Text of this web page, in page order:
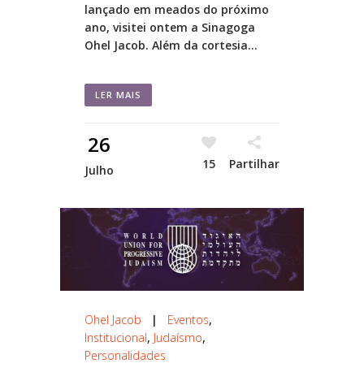
lançado em meados do próximo
ano, visitei ontem a Sinagoga
Ohel Jacob. Além da cortesia...
LER MAIS
26
Julho 15 Partilhar
Ohel Jacob | Eventos,
Institucional, Judaísmo,
Personalidades